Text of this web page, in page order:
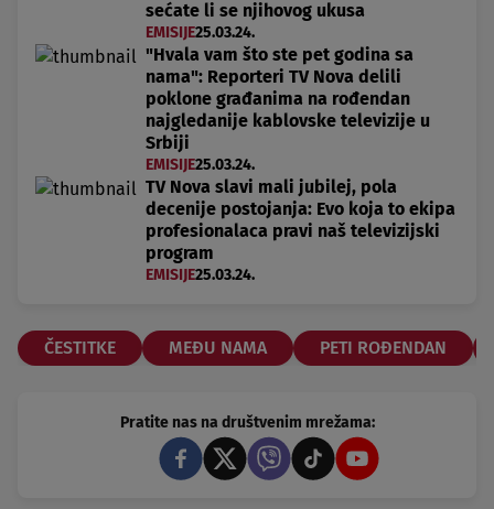
sećate li se njihovog ukusa
EMISIJE25.03.24.
"Hvala vam što ste pet godina sa
nama": Reporteri TV Nova delili
poklone građanima na rođendan
najgledanije kablovske televizije u
Srbiji
EMISIJE25.03.24.
TV Nova slavi mali jubilej, pola
decenije postojanja: Evo koja to ekipa
profesionalaca pravi naš televizijski
program
EMISIJE25.03.24.
ČESTITKE MEĐU NAMA PETI ROĐENDAN
Pratite nas na društvenim mrežama: